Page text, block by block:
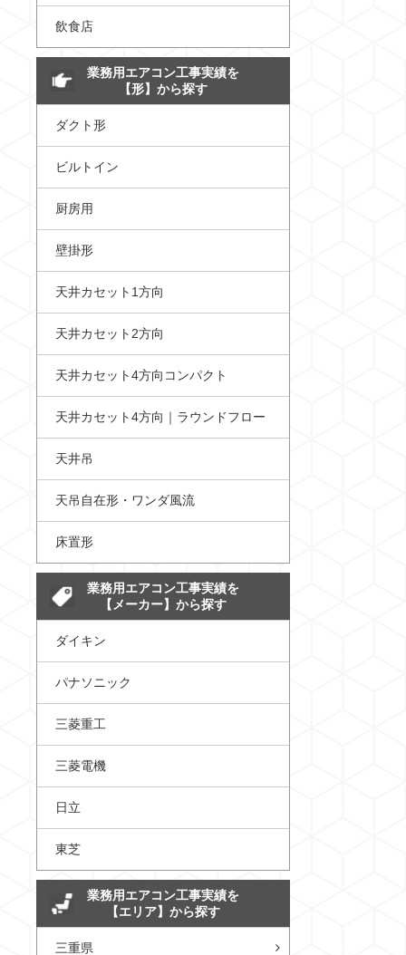
飲食店
業務用エアコン工事実績を
【形】から探す
ダクト形
ビルトイン
厨房用
壁掛形
天井カセット1方向
天井カセット2方向
天井カセット4方向コンパクト
天井カセット4方向｜ラウンドフロー
天井吊
天吊自在形・ワンダ風流
床置形
業務用エアコン工事実績を
【メーカー】から探す
ダイキン
パナソニック
三菱重工
三菱電機
日立
東芝
業務用エアコン工事実績を
【エリア】から探す
三重県